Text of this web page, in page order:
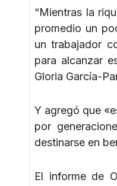
“Mientras la
promedio un
un trabajador
para alcanzar
Gloria García-
Y agregó que
por
destinarse en
El informe de